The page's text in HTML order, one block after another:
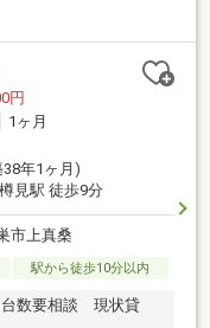
円
1ヶ月
年1ヶ月)
見駅 徒歩9分
市上真桑
駅から徒歩10分以内
台数要相談 現状貸